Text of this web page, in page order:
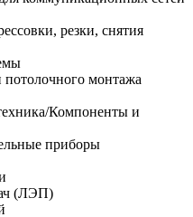
резки, снятия
монтажа
Компоненты и
приборы
(ЛЭП)